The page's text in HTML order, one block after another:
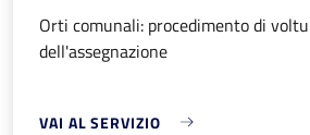
Orti comunali: procedimento di
dell'assegnazione
VAI AL SERVIZIO